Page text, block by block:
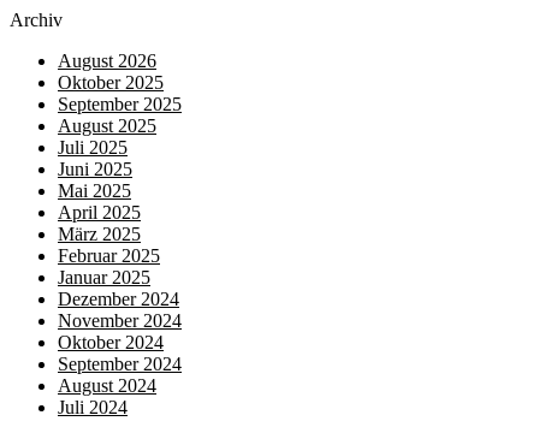
Archiv
August 2026
Oktober 2025
September 2025
August 2025
Juli 2025
Juni 2025
Mai 2025
April 2025
März 2025
Februar 2025
Januar 2025
Dezember 2024
November 2024
Oktober 2024
September 2024
August 2024
Juli 2024